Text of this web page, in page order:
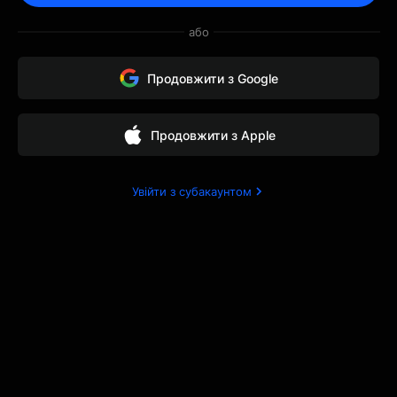
надамо ручну допомогу
та інструкції
електронною поштою,
проблему.
або
Продовжити з Google
Продовжити з Apple
Увійти з субакаунтом